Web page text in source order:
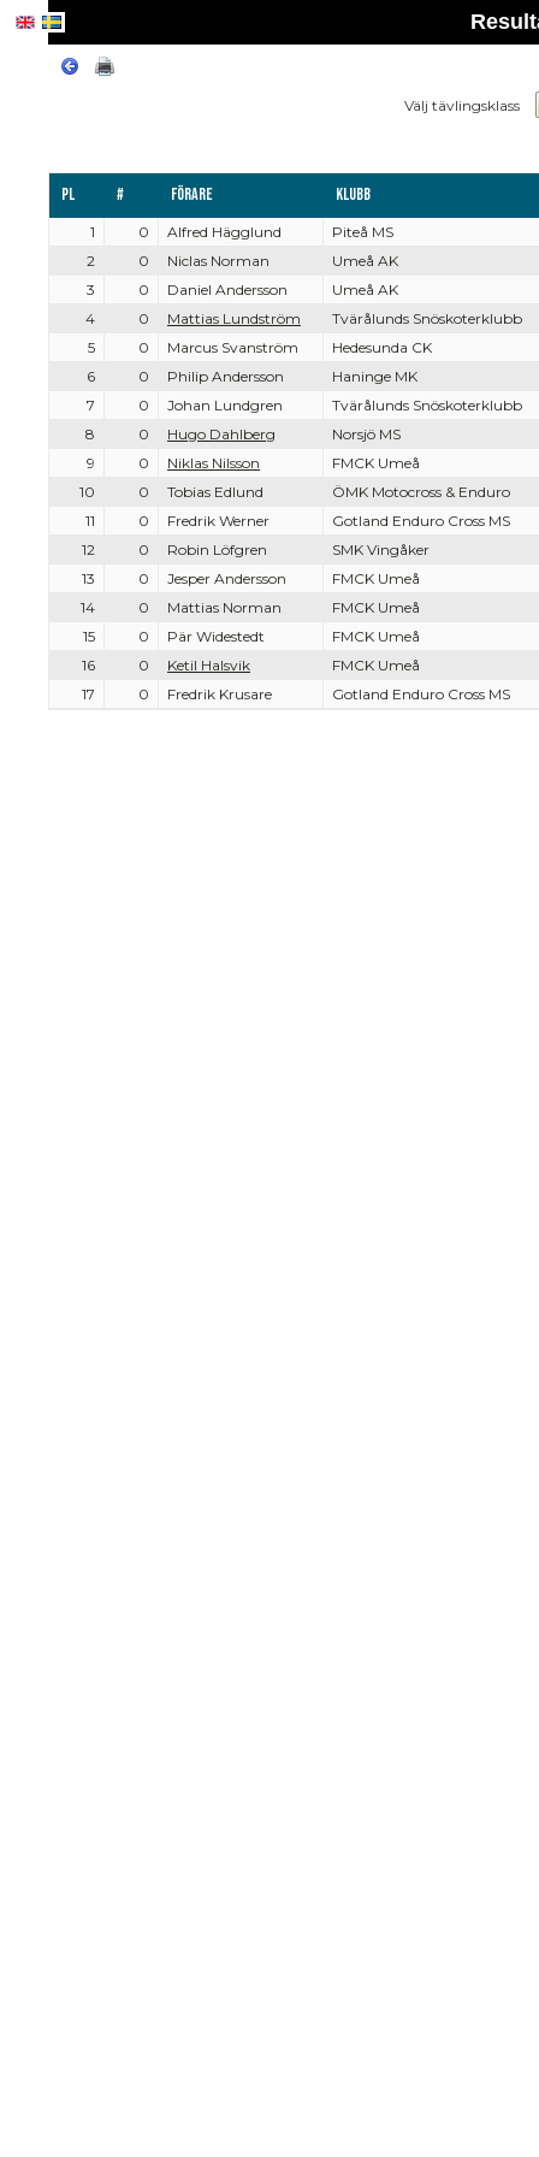
Välj tävlingsklass
Pl # Förare Klubb
1 0 Alfred Hägglund
Piteå MS
2
0 Niclas Norman
Umeå AK
3
0 Daniel Andersson
Umeå AK
4
0 Mattias Lundström
Tvärålunds Snöskoterklubb
5
0 Marcus Svanström
Hedesunda CK
6
0 Philip Andersson
Haninge MK
7
0 Johan Lundgren
Tvärålunds Snöskoterklubb
8
0 Hugo Dahlberg
Norsjö MS
9
0 Niklas Nilsson
FMCK Umeå
10
0 Tobias Edlund
ÖMK Motocross & Enduro
11
0 Fredrik Werner
Gotland Enduro Cross MS
12
0 Robin Löfgren
SMK Vingåker
13
0 Jesper Andersson
FMCK Umeå
14
0 Mattias Norman
FMCK Umeå
15
0 Pär Widestedt
FMCK Umeå
16
0 Ketil Halsvik
FMCK Umeå
17
0 Fredrik Krusare Gotland Enduro Cross MS